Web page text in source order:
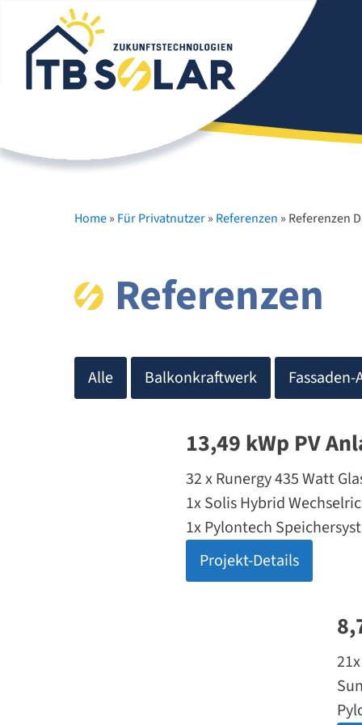
Home» Für Privatnutzer» Referenzen » Referenzen
Referenzen
Alle Balkonkraftwerk Fassaden-
13,49 kWp PV
32 x Runergy 435 Watt
1x Solis Hybrid
1x Pylontech
Projekt-Details